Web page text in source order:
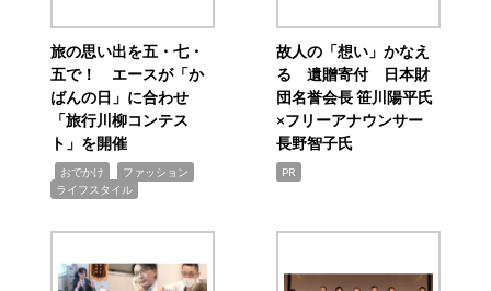
旅の思い出を五・七・
五で！ エースが「か
ばんの日」に合わせ
「旅行川柳コンテス
ト」を開催
おでかけ ファッション
ライフスタイル
故人の「想い」かなえ
る 遺贈寄付 日本財
団名誉会長 笹川陽平氏
×フリーアナウンサー
長野智子氏
PR